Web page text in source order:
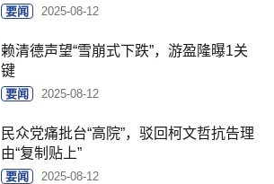
要闻 2025-08-12
赖清德声望“雪崩式下跌”，游盈隆曝1关
键
要闻 2025-08-12
民众党痛批台“高院”，驳回柯文哲抗告理
由“复制贴上”
要闻 2025-08-12